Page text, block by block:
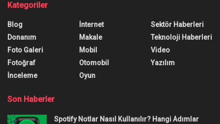
Kategoriler
Blog
Donanım
Foto Galeri
Fotoğraf
İnceleme
İnternet
Makale
Mobil
Otomobil
Oyun
Sektör Haberleri
Teknoloji Haberleri
Video
Yazılım
Son Haberler
Spotify Notlar Nasıl Kullanılır? Hangi Adımlar